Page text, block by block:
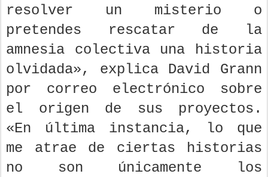
resolver un misterio o
pretendes rescatar de la
amnesia colectiva una historia
olvidada», explica David Grann
por correo electrónico sobre
el origen de sus proyectos.
«En última instancia, lo que
me atrae de ciertas historias
no son únicamente los